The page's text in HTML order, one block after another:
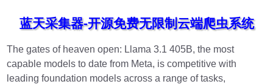
蓝天采集器-开源免费无限制云端爬虫系统
The gates of heaven open: Llama 3.1 405B, the most
capable models to date from Meta, is competitive with
leading foundation models across a range of tasks,